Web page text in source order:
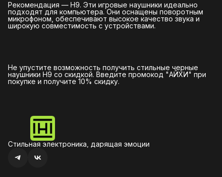
Рекомендация — H9. Эти игровые наушники идеально
подходят для компьютера. Они оснащены поворотным
микрофоном, обеспечивают высокое качество звука и
широкую совместимость с устройствами.
Не упустите возможность получить стильные черные
наушники H9 со скидкой. Введите промокод "АЙХИ" при
покупке и получите 10% скидку.
Стильная электроника, дарящая эмоции